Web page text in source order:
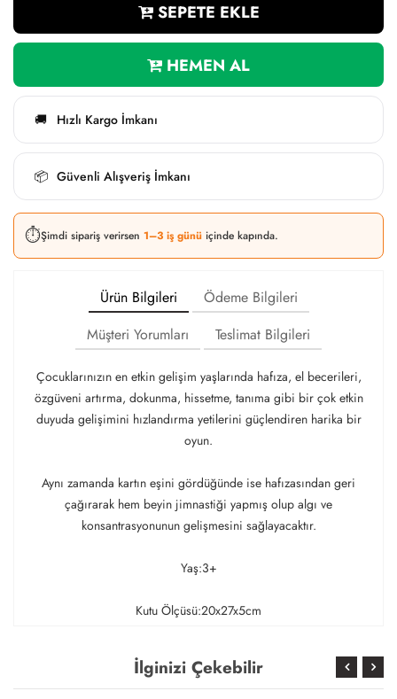
SEPETE EKLE
HEMEN AL
🚚 Hızlı Kargo İmkanı
📦 Güvenli Alışveriş İmkanı
⏱️Şimdi sipariş verirsen 1–3 iş günü içinde kapında.
Ürün Bilgileri
Ödeme Bilgileri
Müşteri Yorumları
Teslimat Bilgileri
Çocuklarınızın en etkin gelişim yaşlarında hafıza, el becerileri,
özgüveni artırma, dokunma, hissetme, tanıma gibi bir çok etkin
duyuda gelişimini hızlandırma yetilerini güçlendiren harika bir
oyun.
Aynı zamanda kartın eşini gördüğünde ise hafızasından geri
çağırarak hem beyin jimnastiği yapmış olup algı ve
konsantrasyonunun gelişmesini sağlayacaktır.
Yaş:3+
Kutu Ölçüsü:20x27x5cm
İlginizi Çekebilir